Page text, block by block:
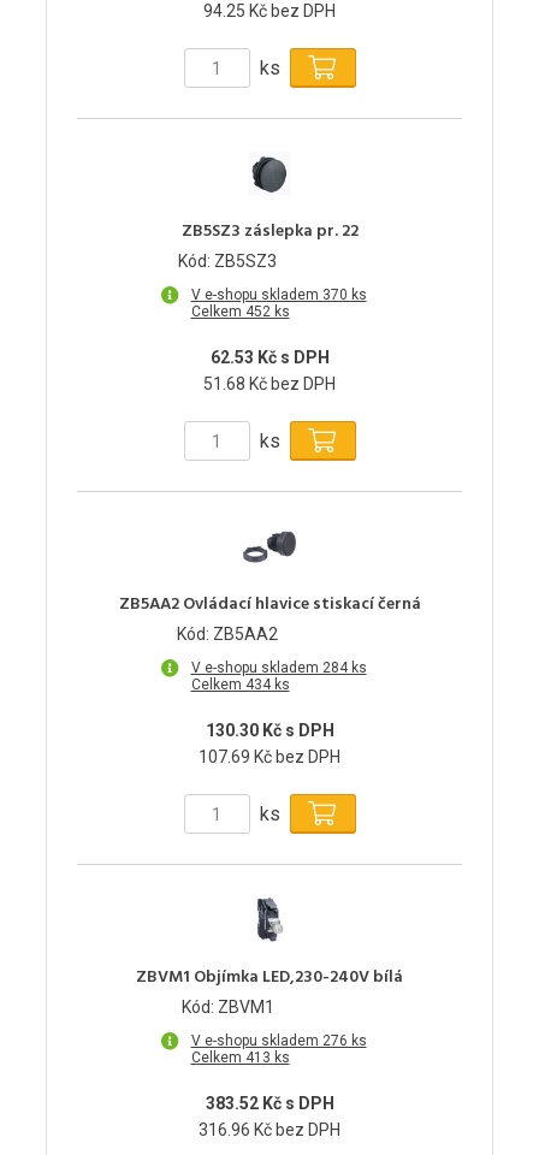
94.25 Kč bez DPH
ks
ZB5SZ3 záslepka pr. 22
Kód: ZB5SZ3
V e-shopu skladem 370 ks
Celkem 452 ks
62.53 Kč s DPH
51.68 Kč bez DPH
ks
ZB5AA2 Ovládací hlavice stiskací černá
Kód: ZB5AA2
V e-shopu skladem 284 ks
Celkem 434 ks
130.30 Kč s DPH
107.69 Kč bez DPH
ks
ZBVM1 Objímka LED,230-240V bílá
Kód: ZBVM1
V e-shopu skladem 276 ks
Celkem 413 ks
383.52 Kč s DPH
316.96 Kč bez DPH